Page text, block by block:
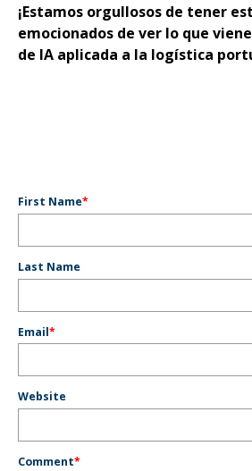
¡Estamos orgullosos de tener
emocionados de ver lo que
de IA aplicada a la logística
First Name*
Last Name
Email*
Website
Comment*